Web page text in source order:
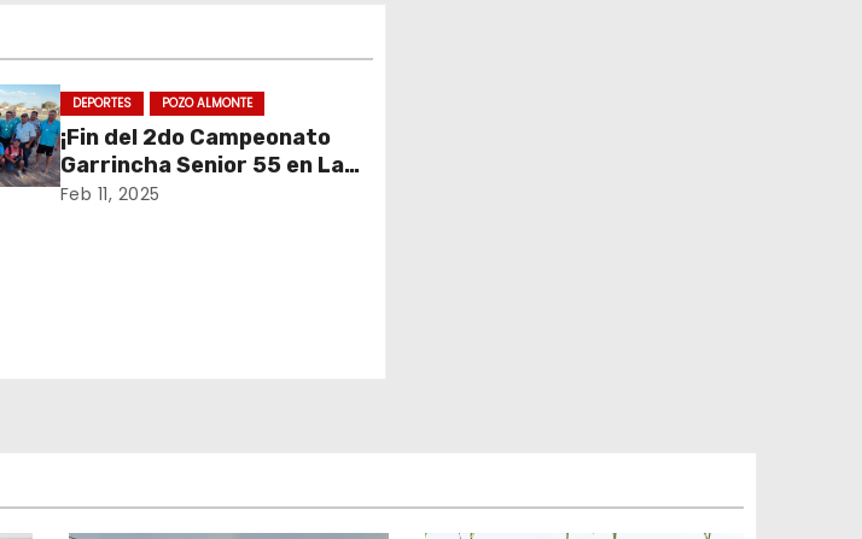
DEPORTES POZO ALMONTE
¡Fin del 2do Campeonato
Garrincha Senior 55 en La
Tirana!
Feb 11, 2025